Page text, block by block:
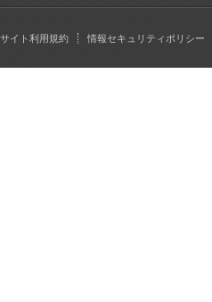
サイト利用規約 情報セキュリティポリシー